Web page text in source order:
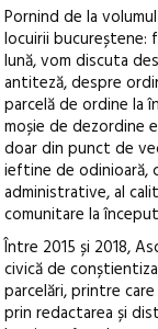
Pornind de la
locuirii bucureștene:
lună, vom discuta
antiteză, despre
parcelă de ordine la
moșie de dezordine
doar din punct de
ieftine de odinioară,
administrative, al
comunitare la
Între 2015 și 2018,
civică de
parcelări, printre
prin redactarea și